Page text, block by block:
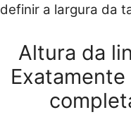
definir a largura da
Altura da